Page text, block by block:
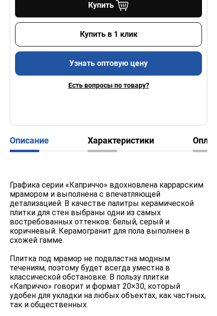
Купить
Купить в 1 клик
Узнать оптовую цену
Есть вопросы по товару?
Описание Характеристики
Графика серии «Каприччо» вдохновлена каррарским
мрамором и выполнена с впечатляющей
детализацией. В качестве палитры керамической
плитки для стен выбраны одни из самых
востребованных оттенков: белый, серый и
коричневый. Керамогранит для пола выполнен в
схожей гамме.
Плитка под мрамор не подвластна модным
течениям, поэтому будет всегда уместна в
классической обстановке. В пользу плитки
«Каприччо» говорит и формат 20×30, который
удобен для укладки на любых объектах, как частных,
так и общественных.